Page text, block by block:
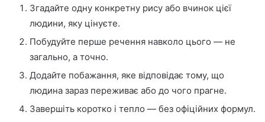
Згадайте одну конкретну рису або вчинок цієї
людини, яку цінуєте.
Побудуйте перше речення навколо цього — не
загально, а точно.
Додайте побажання, яке відповідає тому, що
людина зараз переживає або до чого прагне.
Завершіть коротко і тепло — без офіційних формул.